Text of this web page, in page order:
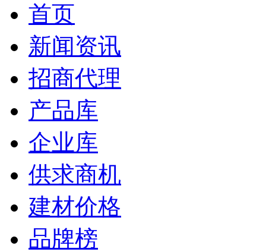
首页
新闻资讯
招商代理
产品库
企业库
供求商机
建材价格
品牌榜